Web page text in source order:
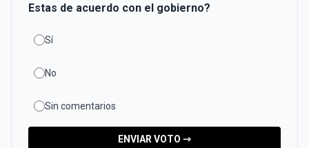
Estas de acuerdo con el gobierno?
Sí
No
Sin comentarios
ENVIAR VOTO ⇾